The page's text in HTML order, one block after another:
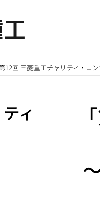
第12回 三菱重工チャリティ・
ィ